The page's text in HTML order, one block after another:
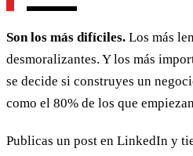
Son los más difíciles. Los más
desmoralizantes. Y los más
se decide si construyes un
como el 80% de los que
Publicas un post en LinkedIn y